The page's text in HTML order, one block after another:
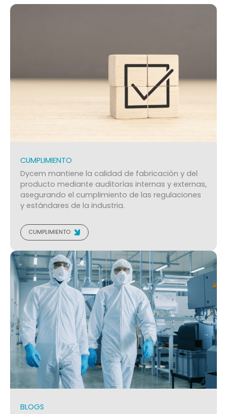
CUMPLIMIENTO
Dycem mantiene la calidad de fabricación y del
producto mediante auditorías internas y externas,
asegurando el cumplimiento de las regulaciones
y estándares de la industria.
CUMPLIMIENTO
BLOGS